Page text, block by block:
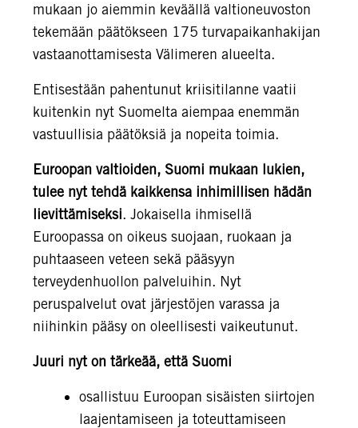
mukaan jo aiemmin keväällä valtioneuvoston
tekemään päätökseen 175 turvapaikanhakijan
vastaanottamisesta Välimeren alueelta.
Entisestään pahentunut kriisitilanne vaatii
kuitenkin nyt Suomelta aiempaa enemmän
vastuullisia päätöksiä ja nopeita toimia.
Euroopan valtioiden, Suomi mukaan lukien,
tulee nyt tehdä kaikkensa inhimillisen hädän
lievittämiseksi. Jokaisella ihmisellä
Euroopassa on oikeus suojaan, ruokaan ja
puhtaaseen veteen sekä pääsyyn
terveydenhuollon palveluihin. Nyt
peruspalvelut ovat järjestöjen varassa ja
niihinkin pääsy on oleellisesti vaikeutunut.
Juuri nyt on tärkeää, että Suomi
osallistuu Euroopan sisäisten siirtojen
laajentamiseen ja toteuttamiseen